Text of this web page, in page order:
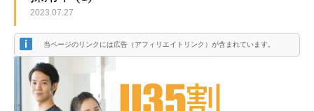
2023.07.27
当ページのリンクには広告（アフィリエイトリンク）が含まれています。